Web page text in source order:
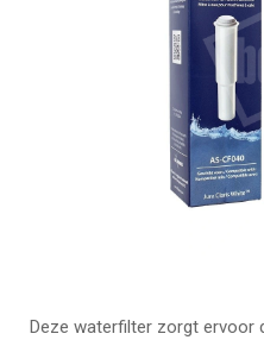
Deze waterfilter zorgt ervoor